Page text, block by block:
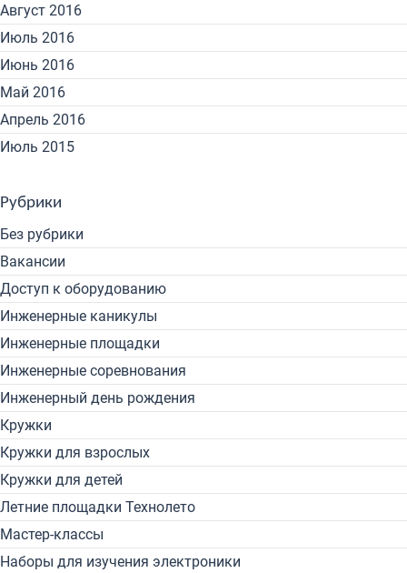
Август 2016
Июль 2016
Июнь 2016
Май 2016
Апрель 2016
Июль 2015
Рубрики
Без рубрики
Вакансии
Доступ к оборудованию
Инженерные каникулы
Инженерные площадки
Инженерные соревнования
Инженерный день рождения
Кружки
Кружки для взрослых
Кружки для детей
Летние площадки Технолето
Мастер-классы
Наборы для изучения электроники